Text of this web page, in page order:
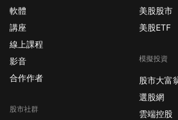
軟體
講座
線上課程
影音
合作作者
股市社群
美股股市
美股ETF
模擬投資
股市大富
選股網
雲端控股